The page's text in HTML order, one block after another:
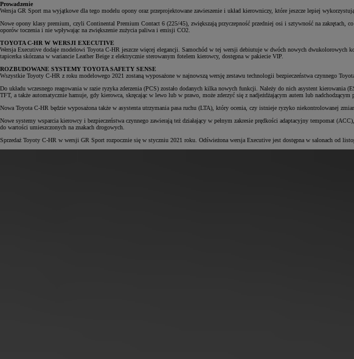
Prowadzenie
Wersja GR Sport ma wyjątkowe dla tego modelu opony oraz przeprojektowane zawieszenie i układ kierowniczy, które jeszcze lepiej
Nowe opony klasy premium, czyli Continental Premium Contact 6 (225/45), zwiększają przyczepność przedniej osi i sztywność na zakrętach,
oporów toczenia i nie wpływając na zwiększenie zużycia paliwa i emisji CO2.
TOYOTA C-HR W WERSJI EXECUTIVE
Wersja Executive dodaje modelowi Toyota C-HR jeszcze więcej elegancji. Samochód w tej wersji debiutuje w dwóch nowych dwukolorowych
tapicerka skórzana w wariancie Leather Beige z elektrycznie sterowanym fotelem kierowcy, dostępna w pakiecie VIP.
ROZBUDOWANE SYSTEMY TOYOTA SAFETY SENSE
Wszystkie Toyoty C-HR z roku modelowego 2021 zostaną wyposażone w najnowszą wersję zestawu technologii bezpieczeństwa czynnego
Do układu wczesnego reagowania w razie ryzyka zderzenia (PCS) zostało dodanych kilka nowych funkcji. Należy do nich asystent
TFT, a także automatycznie hamuje, gdy kierowca, skręcając w lewo lub w prawo, może zderzyć się z nadjeżdżającym autem lub nadchodzącym
Nowa Toyota C-HR będzie wyposażona także w asystenta utrzymania pasa ruchu (LTA), który ocenia, czy istnieje ryzyko niekontrolowanej
Nowe systemy wsparcia kierowcy i bezpieczeństwa czynnego zawierają też działający w pełnym zakresie prędkości adaptacyjny tempomat
do wartości umieszczonych na znakach drogowych.
Sprzedaż Toyoty C-HR w wersji GR Sport rozpocznie się w styczniu 2021 roku. Odświeżona wersja Executive jest dostępna w salonach od